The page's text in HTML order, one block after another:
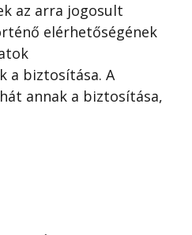
az arra jogosult
elérhetőségének
a biztosítása. A
annak a biztosítása,